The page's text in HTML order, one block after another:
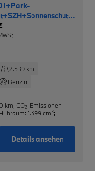
i+Park-
€
2.539 km
Benzin
km; CO2-Emissionen
Hubraum: 1.499 cm3;
Details ansehen